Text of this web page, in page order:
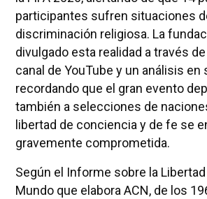
participantes sufren situaciones
discriminación religiosa. La
divulgado esta realidad a través
canal de YouTube y un análisis en
recordando que el gran evento
también a selecciones de
libertad de conciencia y de fe se
gravemente comprometida.
Según el Informe sobre la Libertad
Mundo que elabora ACN, de los